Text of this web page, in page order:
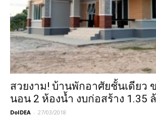
สวยงาม! บ้านพักอาศัยชั้นเดียว
นอน 2 ห้องน้ำ งบก่อสร้าง 1.35
DoIDEA - 27/03/2018